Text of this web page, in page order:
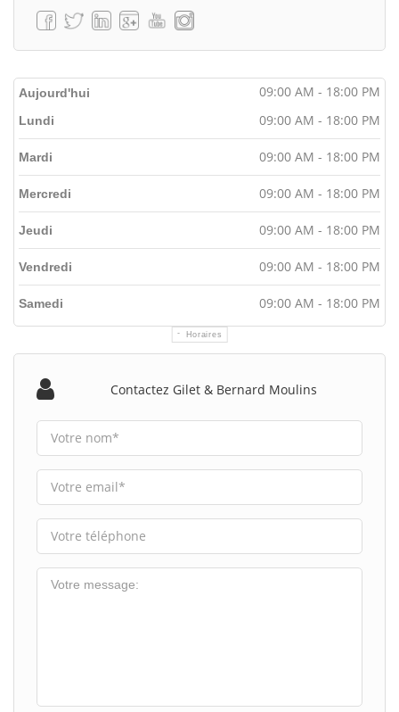
Aujourd'hui 09:00 AM - 18:00 PM
Horaires
Lundi 09:00 AM - 18:00 PM
Mardi 09:00 AM - 18:00 PM
Mercredi 09:00 AM - 18:00 PM
Jeudi 09:00 AM - 18:00 PM
Vendredi 09:00 AM - 18:00 PM
Samedi 09:00 AM - 18:00 PM
Contactez Gilet & Bernard Moulins